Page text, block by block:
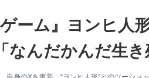
ーム』ヨンヒ人
なんだかんだ生き